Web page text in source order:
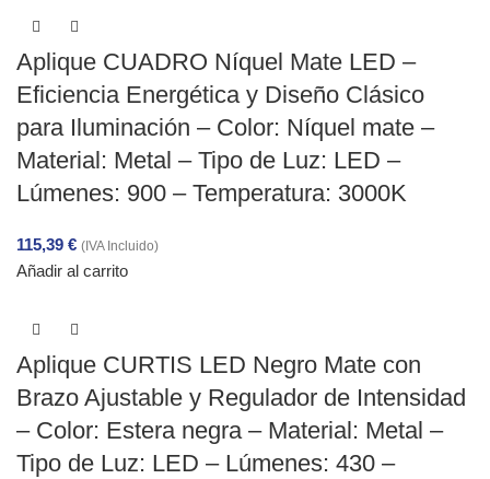
Aplique CUADRO Níquel Mate LED –
Eficiencia Energética y Diseño Clásico
para Iluminación – Color: Níquel mate –
Material: Metal – Tipo de Luz: LED –
Lúmenes: 900 – Temperatura: 3000K
115,39 € (IVA Incluido)
Añadir al carrito
Aplique CURTIS LED Negro Mate con
Brazo Ajustable y Regulador de Intensidad
– Color: Estera negra – Material: Metal –
Tipo de Luz: LED – Lúmenes: 430 –